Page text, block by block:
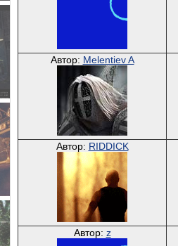
Автор: Melentiev A
Автор: RIDDICK
Автор: z